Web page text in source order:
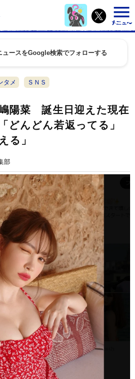
ュースをGoogle検索でフォローする
タメ ＳＮＳ
陽菜 誕生日迎えた現在
どんどん若返ってる」
る」
部